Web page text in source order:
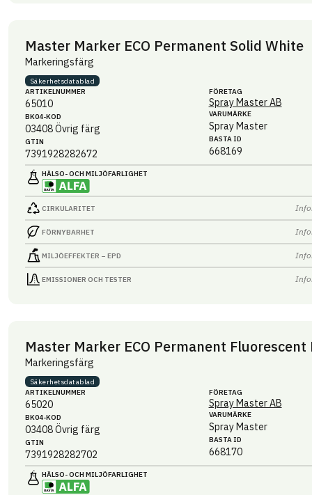
Master Marker ECO Permanent Solid White
Markeringsfärg
Säkerhets­datablad
ARTIKEL­NUMMER
65010
BK04-KOD
03408Övrig färg
GTIN
7391928282672
FÖRETAG
Spray Master AB
VARUMÄRKE
Spray Master
BASTA ID
668169
HÄLSO- OCH MILJÖ­FARLIGHET
CIRKULARITET
FÖRNYBARHET
MILJÖEFFEKTER – EPD
EMISSIONER OCH TESTER
Master Marker ECO Permanent Fluorescent
Markeringsfärg
Säkerhets­datablad
ARTIKEL­NUMMER
65020
BK04-KOD
03408Övrig färg
GTIN
7391928282702
FÖRETAG
Spray Master AB
VARUMÄRKE
Spray Master
BASTA ID
668170
HÄLSO- OCH MILJÖ­FARLIGHET